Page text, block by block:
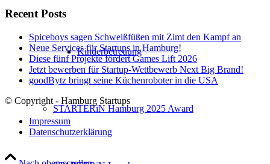
Kinderbetreuung
STARTERiN Hamburg 2025 Award
Recent Posts
Spiceboys sagen Schweißfüßen mit Zimt den Kampf an
Neue Services für Startups in Hamburg!
Diese fünf Projekte fördert Games Lift 2026
Jetzt bewerben für Startup-Wettbewerb Next Big Brand!
goodBytz bringt seine Küchenroboter in die USA
© Copyright - Hamburg Startups
Impressum
Datenschutzerklärung